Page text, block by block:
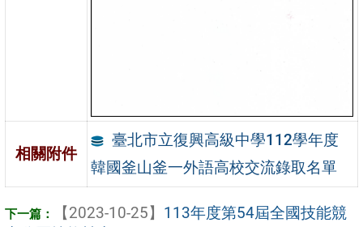
相關附件
臺北市立復興高級中學112學年度
韓國釜山釜一外語高校交流錄取名單
【2023-10-25】 113年度第54屆全國技能競